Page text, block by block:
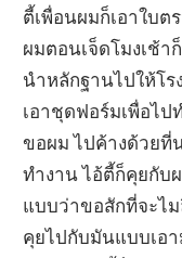
ตี้เพื่อนผมก็เอาใบต
ผมตอนเจ็ดโมงเช้า
นำหลักฐานไปให้โร
เอาชุดฟอร์มเพื่อไป
ขอผม ไปค้างด้วยที่
ทำงาน ไอ้ตี้ก็คุยกับ
แบบว่าขอสักที่จะไ
คุยไปกับมันแบบเอ